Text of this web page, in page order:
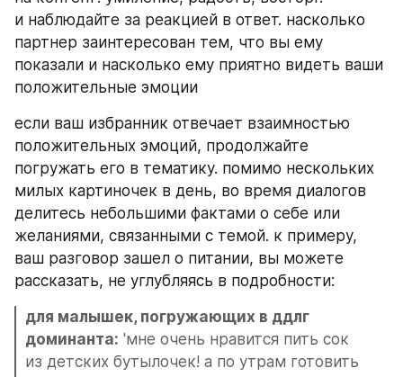
и наблюдайте за реакцией в ответ. насколько
партнер заинтересован тем, что вы ему
показали и насколько ему приятно видеть ваши
положительные эмоции
если ваш избранник отвечает взаимностью
положительных эмоций, продолжайте
погружать его в тематику. помимо нескольких
милых картиночек в день, во время диалогов
делитесь небольшими фактами о себе или
желаниями, связанными с темой. к примеру,
ваш разговор зашел о питании, вы можете
рассказать, не углубляясь в подробности:
для малышек, погружающих в ддлг
доминанта: 'мне очень нравится пить сок
из детских бутылочек! а по утрам готовить